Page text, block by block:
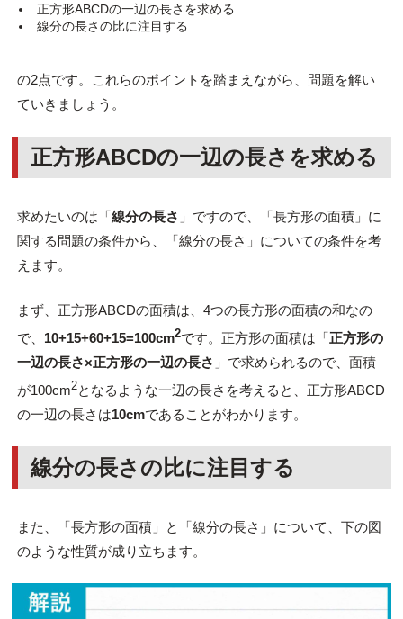
正方形ABCDの一辺の長さを求める
線分の長さの比に注目する
の2点です。これらのポイントを踏まえながら、問題を解い
ていきましょう。
正方形ABCDの一辺の長さを求める
求めたいのは「線分の長さ 」ですので、「長方形の面積」に
関する問題の条件から、「線分の長さ」についての条件を考
えます。
まず、正方形ABCDの面積は、4つの長方形の面積の和なの
で、 10+15+60+15=100cm2です。正方形の面積は「正方形の
一辺の長さ×正方形の一辺の長さ 」で求められるので、面積
が100cm2となるような一辺の長さを考えると、正方形ABCD
の一辺の長さは10cmであることがわかります。
線分の長さの比に注目する
また、「長方形の面積」と「線分の長さ」について、下の図
のような性質が成り立ちます。